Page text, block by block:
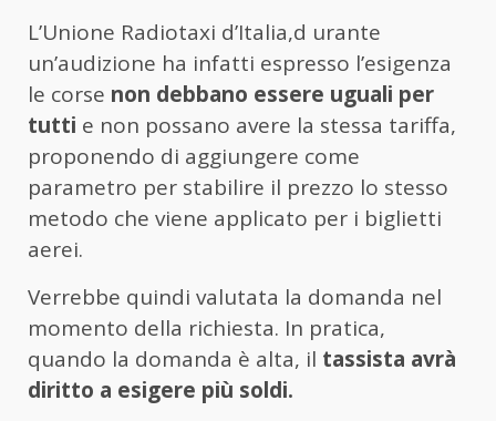
L’Unione Radiotaxi d’Italia,d urante
un’audizione ha infatti espresso l’esigenza
le corse non debbano essere uguali per
tutti e non possano avere la stessa tariffa,
proponendo di aggiungere come
parametro per stabilire il prezzo lo stesso
metodo che viene applicato per i biglietti
aerei.
Verrebbe quindi valutata la domanda nel
momento della richiesta. In pratica,
quando la domanda è alta, il tassista avrà
diritto a esigere più soldi.